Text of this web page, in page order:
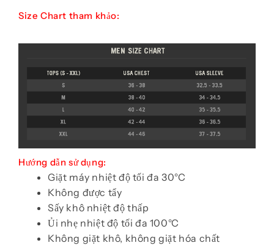
Size Chart tham khảo:
Hướng dẫn sử dụng:
Giặt máy nhiệt độ tối đa 30°C
Không được tẩy
Sấy khô nhiệt độ thấp
Ủi nhẹ nhiệt độ tối đa 100°C
Không giặt khô, không giặt hóa chất